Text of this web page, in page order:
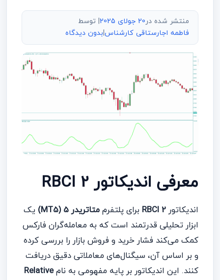
منتشر شده در20 جولای 2025
| توسط
فاطمه اجارستاقی کارشناس|بدون دیدگاه
معرفی اندیکاتور RBCI 2
اندیکاتورRBCI 2 برای پلتفرممتاتریدر 5 (MT5)
یک
ابزار تحلیلی قدرتمند است که به معامله‌گران فارکس
کمک می‌کند فشار خرید و فروش بازار را بررسی کرده
و بر اساس آن، سیگنال‌های معاملاتی دقیق دریافت
کنند. این اندیکاتور بر پایه مفهومی به نامRelative